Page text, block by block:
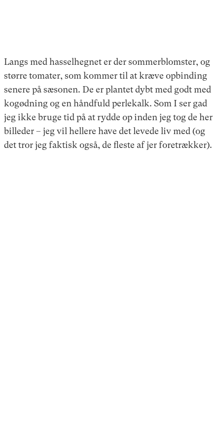
Langs med hasselhegnet er der sommerblomster, og
større tomater, som kommer til at kræve opbinding
senere på sæsonen. De er plantet dybt med godt med
kogødning og en håndfuld perlekalk. Som I ser gad
jeg ikke bruge tid på at rydde op inden jeg tog de her
billeder – jeg vil hellere have det levede liv med (og
det tror jeg faktisk også, de fleste af jer foretrækker).